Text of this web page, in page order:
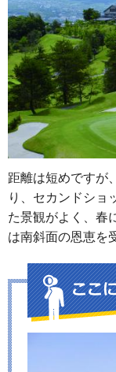
距離は短めですが
り、セカンドショ
た景観がよく、春
は南斜面の恩恵を